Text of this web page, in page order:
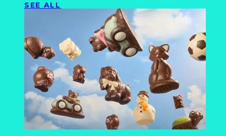
SEE ALL